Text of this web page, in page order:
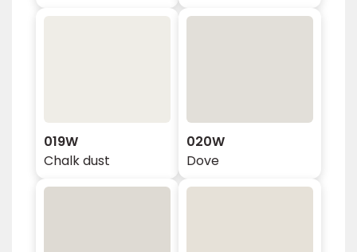
019W
Chalk dust
020W
Dove